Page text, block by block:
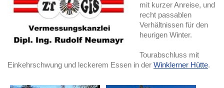
mit kurzer Anreise, und
recht passablen
Verhältnissen für den
heurigen Winter.
Tourabschluss mit
Einkehrschwung und leckerem Essen in der Winklerner Hütte.